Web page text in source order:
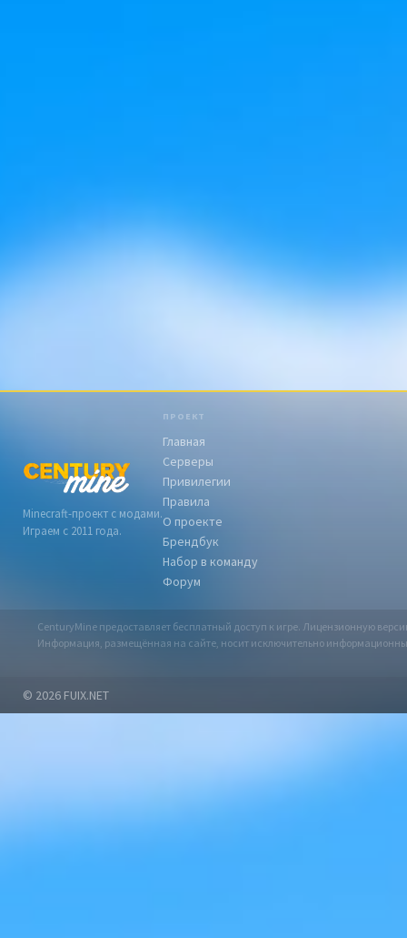
Minecraft-проект с модами.
Играем с 2011 года.
ПРОЕКТ
Главная
Серверы
Привилегии
Правила
О проекте
Брендбук
Набор в команду
Форум
CenturyMine предоставляет бесплатный доступ к игре. Лицензионную
Информация, размещённая на сайте, носит исключительно
© 2026 FUIX.NET